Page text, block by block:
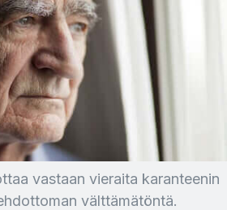
vastaan vieraita karanteenin
välttämätöntä.